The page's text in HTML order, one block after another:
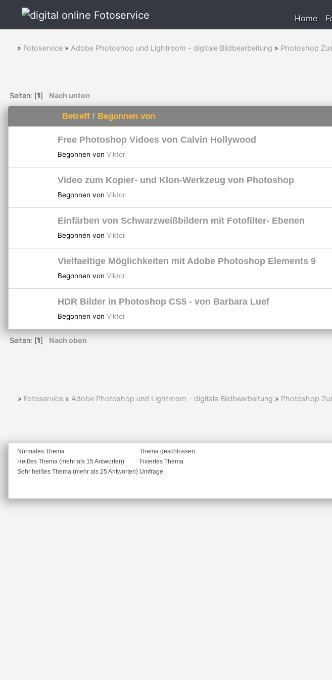
Home
» Fotoservice » Adobe Photoshop und Lightroom - digitale Bildbearbeitung » Photoshop
Seiten: [1] Nach unten
Betreff/ Begonnen von
Free Photoshop Vidoes von Calvin Hollywood
Begonnen von Viktor
Video zum Kopier- und Klon-Werkzeug von Photoshop
Begonnen von Viktor
Einfärben von Schwarzweißbildern mit Fotofilter- Ebenen
Begonnen von Viktor
Vielfaeltige Möglichkeiten mit Adobe Photoshop Elements 9
Begonnen von Viktor
HDR Bilder in Photoshop CS5 - von Barbara Luef
Begonnen von Viktor
Seiten: [1] Nach oben
» Fotoservice » Adobe Photoshop und Lightroom - digitale Bildbearbeitung » Photoshop
Normales Thema
Heißes Thema (mehr als 15 Antworten)
Sehr heißes Thema (mehr als 25 Antworten)
Thema geschlossen
Fixiertes Thema
Umfrage